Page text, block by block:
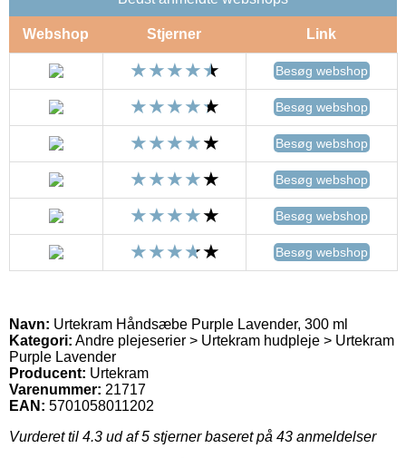
Webshop Stjerner Link
Besøg webshop
Besøg webshop
Besøg webshop
Besøg webshop
Besøg webshop
Besøg webshop
Navn: Urtekram Håndsæbe Purple Lavender, 300 ml
Kategori: Andre plejeserier > Urtekram hudpleje > Urtekram
Purple Lavender
Producent: Urtekram
Varenummer: 21717
EAN: 5701058011202
Vurderet til 4.3 ud af 5 stjerner baseret på 43 anmeldelser